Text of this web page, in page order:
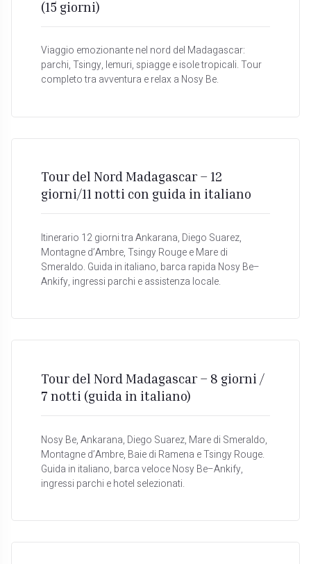
(15 giorni)
Viaggio emozionante nel nord del Madagascar:
parchi, Tsingy, lemuri, spiagge e isole tropicali. Tour
completo tra avventura e relax a Nosy Be.
Tour del Nord Madagascar – 12
giorni/11 notti con guida in italiano
Itinerario 12 giorni tra Ankarana, Diego Suarez,
Montagne d’Ambre, Tsingy Rouge e Mare di
Smeraldo. Guida in italiano, barca rapida Nosy Be–
Ankify, ingressi parchi e assistenza locale.
Tour del Nord Madagascar – 8 giorni /
7 notti (guida in italiano)
Nosy Be, Ankarana, Diego Suarez, Mare di Smeraldo,
Montagne d’Ambre, Baie di Ramena e Tsingy Rouge.
Guida in italiano, barca veloce Nosy Be–Ankify,
ingressi parchi e hotel selezionati.